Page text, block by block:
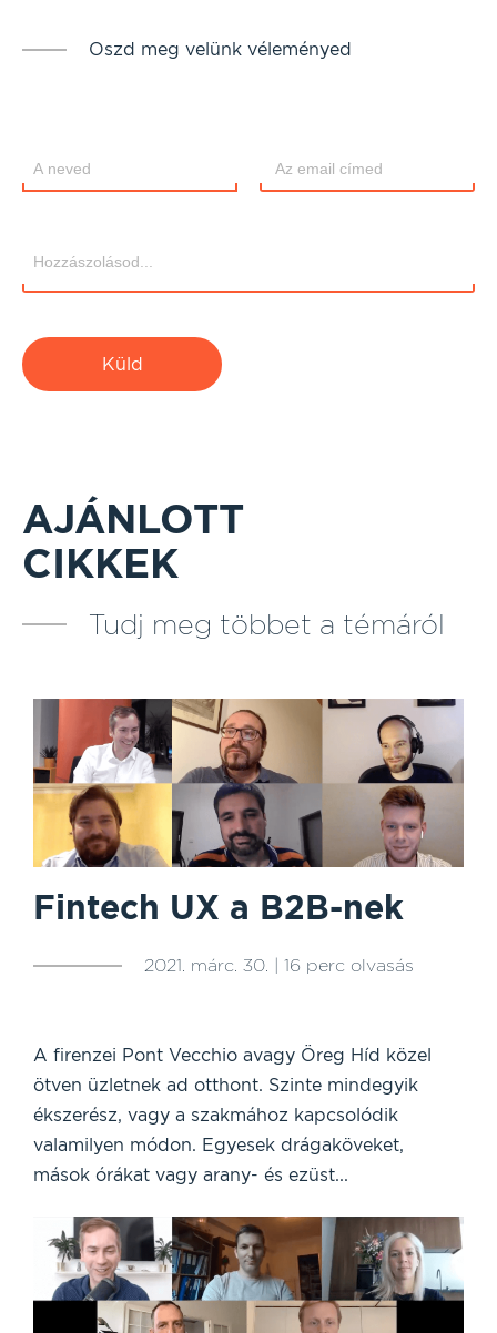
Oszd meg velünk véleményed
Küld
AJÁNLOTT
CIKKEK
Tudj meg többet a témáról
Fintech UX a B2B-nek
2021. márc. 30. | 16 perc olvasás
A firenzei Pont Vecchio avagy Öreg Híd közel
ötven üzletnek ad otthont. Szinte mindegyik
ékszerész, vagy a szakmához kapcsolódik
valamilyen módon. Egyesek drágaköveket,
mások órákat vagy arany- és ezüst...